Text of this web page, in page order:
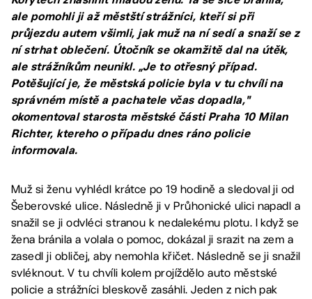
ale pomohli ji až městští strážníci, kteří si při
průjezdu autem všimli, jak muž na ní sedí a snaží se z
ní strhat oblečení. Útočník se okamžitě dal na útěk,
ale strážníkům neunikl. „Je to otřesný případ.
Potěšující je, že městská policie byla v tu chvíli na
správném místě a pachatele včas dopadla,"
okomentoval starosta městské části Praha 10 Milan
Richter, ktereho o případu dnes ráno policie
informovala.
Muž si ženu vyhlédl krátce po 19 hodině a sledoval ji od
Šeberovské ulice. Následně ji v Průhonické ulici napadl a
snažil se ji odvléci stranou k nedalekému plotu. I když se
žena bránila a volala o pomoc, dokázal ji srazit na zem a
zasedl ji obličej, aby nemohla křičet. Následně se ji snažil
svléknout. V tu chvíli kolem projíždělo auto městské
policie a strážníci bleskově zasáhli. Jeden z nich pak